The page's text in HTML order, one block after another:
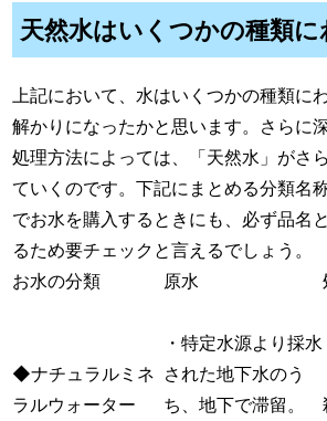
天然水はいくつかの種類に
上記において、水はいくつかの種類に
解かりになったかと思います。さらに
処理方法によっては、「天然水」がさ
ていくのです。下記にまとめる分類名
でお水を購入するときにも、必ず品名
るため要チェックと言えるでしょう。
お水の分類
原水
◆ナチュラルミネ
ラルウォーター
・特定水源より採水
された地下水のう
ち、地下で滞留。